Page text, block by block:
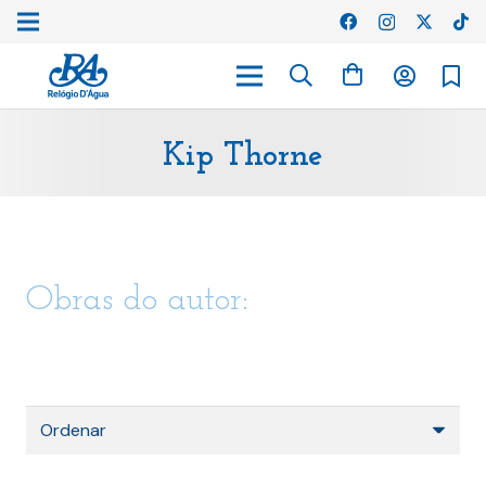
Kip Thorne
Obras do autor: